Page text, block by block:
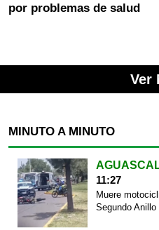
por problemas de salud
Ver
MINUTO A MINUTO
11:27
Muere
Segundo Anillo